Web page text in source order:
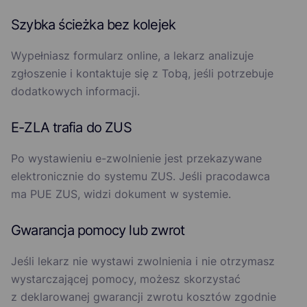
Szybka ścieżka bez kolejek
Wypełniasz formularz online, a lekarz analizuje
zgłoszenie i kontaktuje się z Tobą, jeśli potrzebuje
dodatkowych informacji.
E-ZLA trafia do ZUS
Po wystawieniu e-zwolnienie jest przekazywane
elektronicznie do systemu ZUS. Jeśli pracodawca
ma PUE ZUS, widzi dokument w systemie.
Gwarancja pomocy lub zwrot
Jeśli lekarz nie wystawi zwolnienia i nie otrzymasz
wystarczającej pomocy, możesz skorzystać
z deklarowanej gwarancji zwrotu kosztów zgodnie